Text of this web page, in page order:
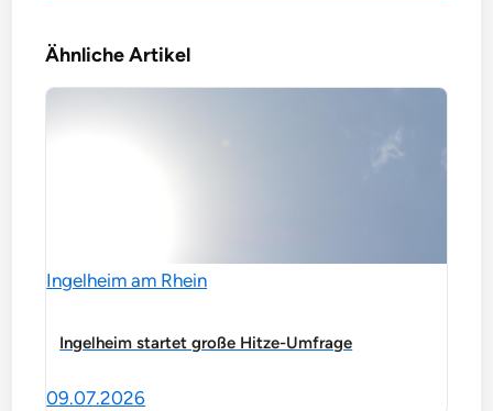
Ähnliche Artikel
Ingelheim am Rhein
Ingelheim startet große Hitze-Umfrage
09.07.2026